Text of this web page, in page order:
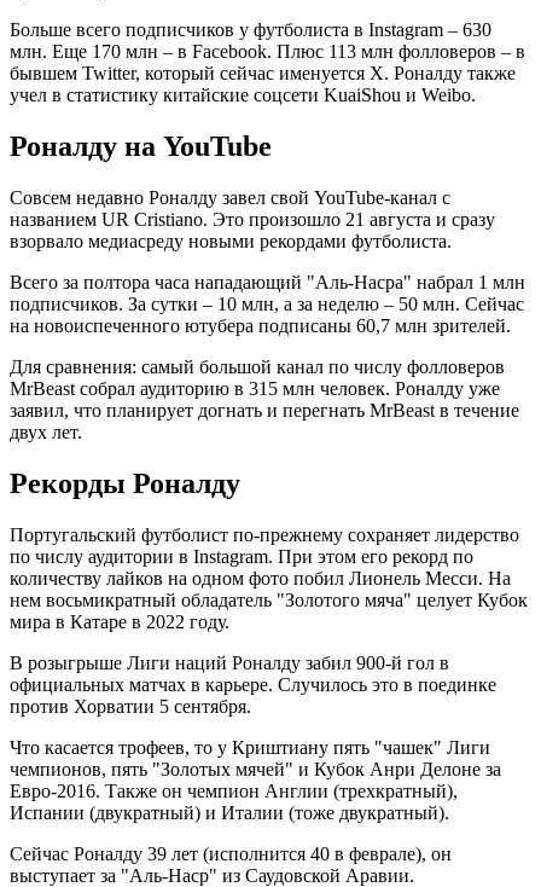
Больше всего подписчиков у футболиста в Instagram – 630
млн. Еще 170 млн – в Facebook. Плюс 113 млн фолловеров – в
бывшем Twitter, который сейчас именуется Х. Роналду также
учел в статистику китайские соцсети KuaiShou и Weibo.
Роналду на YouTube
Совсем недавно Роналду завел свой YouTube-канал с
названием UR Cristiano. Это произошло 21 августа и сразу
взорвало медиасреду новыми рекордами футболиста.
Всего за полтора часа нападающий "Аль-Насра" набрал 1 млн
подписчиков. За сутки – 10 млн, а за неделю – 50 млн. Сейчас
на новоиспеченного ютубера подписаны 60,7 млн зрителей.
Для сравнения: самый большой канал по числу фолловеров
MrBeast собрал аудиторию в 315 млн человек. Роналду уже
заявил, что планирует догнать и перегнать MrBeast в течение
двух лет.
Рекорды Роналду
Португальский футболист по-прежнему сохраняет лидерство
по числу аудитории в Instagram. При этом его рекорд по
количеству лайков на одном фото побил Лионель Месси. На
нем восьмикратный обладатель "Золотого мяча" целует Кубок
мира в Катаре в 2022 году.
В розыгрыше Лиги наций Роналду забил 900-й гол в
официальных матчах в карьере. Случилось это в поединке
против Хорватии 5 сентября.
Что касается трофеев, то у Криштиану пять "чашек" Лиги
чемпионов, пять "Золотых мячей" и Кубок Анри Делоне за
Евро-2016. Также он чемпион Англии (трехкратный),
Испании (двукратный) и Италии (тоже двукратный).
Сейчас Роналду 39 лет (исполнится 40 в феврале), он
выступает за "Аль-Наср" из Саудовской Аравии.